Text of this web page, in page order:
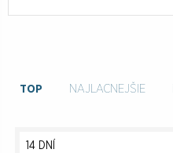
TOP NAJLACNEJŠIE
14 DNÍ